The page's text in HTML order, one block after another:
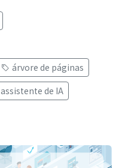
árvore de páginas
assistente de IA